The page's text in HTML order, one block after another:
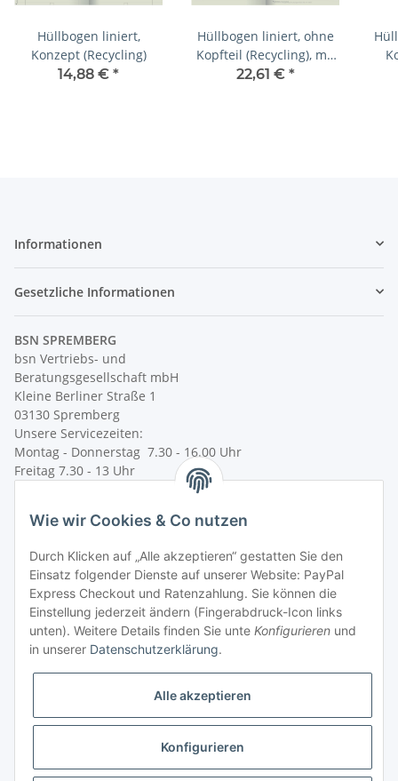
Hüllbogen liniert,
Konzept (Recycling)
14,88 € *
Hüllbogen liniert, ohne
Kopfteil (Recycling), mit
Eindruck des
22,61 € *
Informationen
Gesetzliche Informationen
BSN SPREMBERG
bsn Vertriebs- und
Beratungsgesellschaft mbH
Kleine Berliner Straße 1
03130 Spremberg
Unsere Servicezeiten:
Montag - Donnerstag 7.30 - 16.00 Uhr
Freitag 7.30 - 13 Uhr
Telefax: +49 (0) 35 63 / 58-231
Wir versenden mit:
Ihre Zahlmöglichkeiten:
Wie wir Cookies & Co nutzen
Durch Klicken auf „Alle akzeptieren“ gestatten Sie den
Einsatz folgender Dienste auf unserer Website: PayPal
Express Checkout und Ratenzahlung. Sie können die
Einstellung jederzeit ändern (Fingerabdruck-Icon links
unten). Weitere Details finden Sie unte Konfigurieren und
in unserer Datenschutzerklärung.
Alle akzeptieren
Konfigurieren